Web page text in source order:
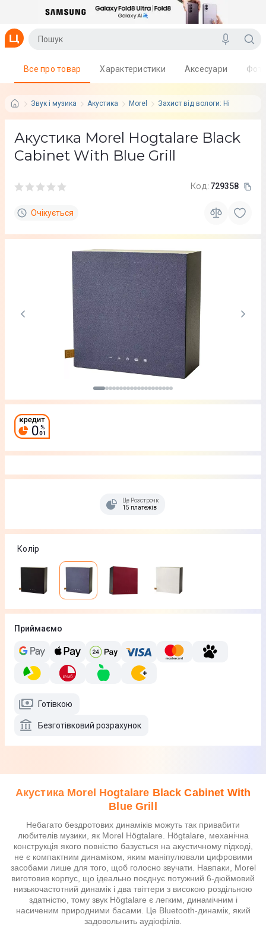
Звук і музика Акустика Morel Захист від вологи: Ні
Все про товар Характеристики Аксесуари
Акустика Morel Hogtalare Black
Cabinet With Blue Grill
Код: 729358
Очікується
Це Розстрочка
15 платежів
Колір
Приймаємо
Готівкою
Безготівковий розрахунок
Акустика Morel Hogtalare Black Cabinet With
Blue Grill
Небагато бездротових динаміків можуть так привабити
любителів музики, як Morel Högtalare. Högtalare, механічна
конструкція якого повністю базується на акустичному підході,
не є компактним динаміком, яким маніпулювали цифровими
засобами лише для того, щоб голосно звучати. Навпаки, Morel
виготовив корпус, що ідеально поєднує потужний 6-дюймовий
низькочастотний динамік і два твіттери з високою роздільною
здатністю, тому звук Högtalare є легким, динамічним і
насиченим природними басами. Це Bluetooth-динамік, який
задовольнить аудіофілів.